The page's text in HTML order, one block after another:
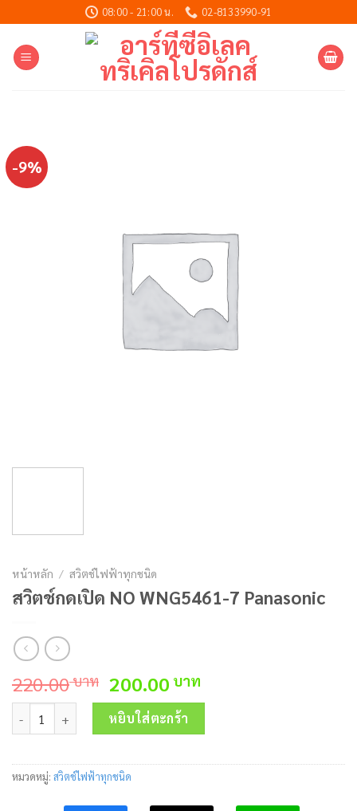
to
content
08:00 - 21:00 น. 02-8133990-91
-9%
หน้าหลัก / สวิตช์ไฟฟ้าทุกชนิด
สวิตช์กดเปิด NO WNG5461-7 Panasonic
220.00บาท Original
price
was:
220.00 บาท.
200.00 บาท
price
200.00 บาท.
จำนวน สวิตช์กดเปิด NO WNG5461-7 Panasonic ชิ้น
หยิบใส่ตะกร้า
หมวดหมู่: สวิตช์ไฟฟ้าทุกชนิด